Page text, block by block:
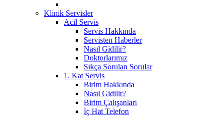
Klinik Servisler
Acil Servis
Servis Hakkında
Servisten Haberler
Nasıl Gidilir?
Doktorlarımız
Sıkça Sorulan Sorular
1. Kat Servis
Birim Hakkında
Nasıl Gidilir?
Birim Çalışanları
İç Hat Telefon